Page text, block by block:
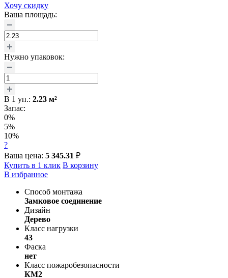
Хочу скидку
Ваша площадь:
Нужно упаковок:
В 1 уп.: 2.23 м²
Запас:
0%
5%
10%
?
Ваша цена: 5 345.31 ₽
Купить в 1 клик В корзину
В избранное
Способ монтажа
Замковое соединение
Дизайн
Дерево
Класс нагрузки
43
Фаска
нет
Класс пожаробезопасности
КМ2